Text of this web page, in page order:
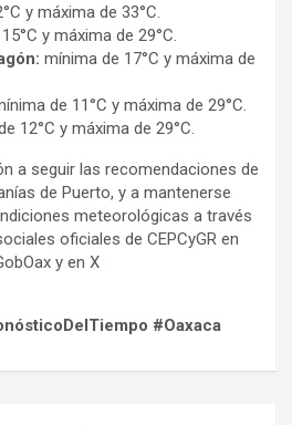
y máxima de 33°C.
y máxima de 29°C.
mínima de 17°C y máxima de
de 11°C y máxima de 29°C.
12°C y máxima de 29°C.
a seguir las recomendaciones de
de Puerto, y a mantenerse
meteorológicas a través
oficiales de CEPCyGR en
y en X
#Oaxaca